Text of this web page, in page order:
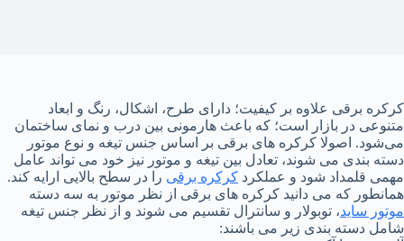
کرکره برقی علاوه بر کیفیت؛ دارای طرح‌، اشکال، رنگ و ابعاد
متنوعی در بازار است؛ که باعث هارمونی بین درب و نمای ساختمان
می‌شود. اصولا کرکره های برقی بر اساس جنس تیغه و نوع موتور
دسته بندی می شوند، تعادل بین تیغه و موتور نیز خود می تواند عامل
مهمی قلمداد شود و عملکرد کرکره برقی را در سطح بالایی ارایه کند.
همانطور که می دانید کرکره های برقی از نظر موتور به سه دسته
موتور ساید، توبولار و سانترال تقسیم می شوند و از نظر جنس تیغه
شامل دسته بندی زیر می باشند: